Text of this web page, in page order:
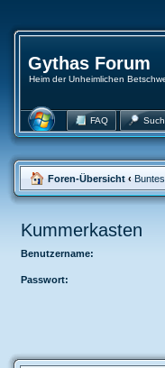
Gythas Forum
Heim der Unheimlichen
FAQ
Foren-Übersicht ‹
Kummerkasten
Benutzername:
Passwort: